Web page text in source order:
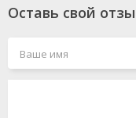
Оставь свой